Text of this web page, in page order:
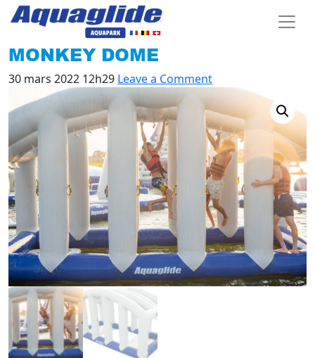
MONKEY DOME
30 mars 2022 12h29 Leave a Comment